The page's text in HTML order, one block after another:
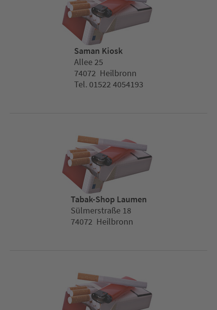
Saman Kiosk
Allee 25
74072 Heilbronn
Tel. 01522 4054193
Tabak-Shop Laumen
Sülmerstraße 18
74072 Heilbronn